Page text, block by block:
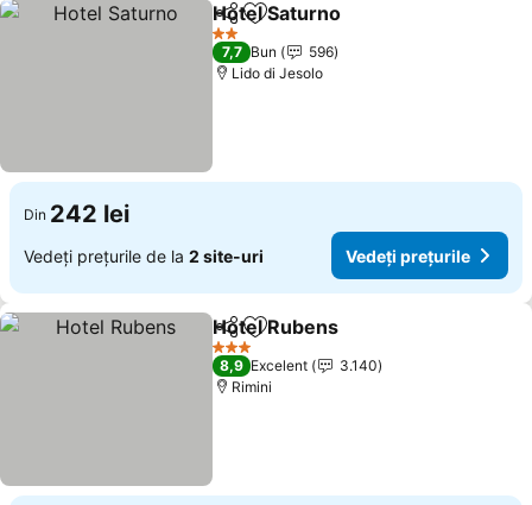
DistribuițiAdăugaţi la favorite
Hotel Saturno
2 Stele
7,7 Bun
596
Lido di Jesolo
Din 242 lei
Vedeți prețurile de la 2 site-uri Vedeți prețurile
DistribuițiAdăugaţi la favorite
Hotel Rubens
3 Stele
8,9 Excelent
3.140
Rimini